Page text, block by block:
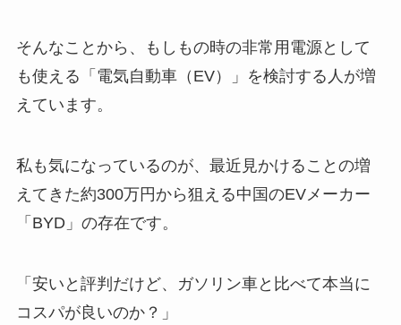
そんなことから、もしもの時の非常用電源として
も使える「電気自動車（EV）」を検討する人が増
えています。
私も気になっているのが、最近見かけることの増
えてきた約300万円から狙える中国のEVメーカー
「BYD」の存在です。
「安いと評判だけど、ガソリン車と比べて本当に
コスパが良いのか？」